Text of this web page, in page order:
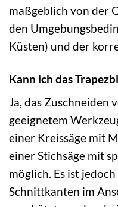
maßgeblich von der
den
Küsten) und der
Kann ich das
Ja, das Zuschneiden
geeignetem
einer Kreissäge mit
einer Stichsäge mit
möglich. Es ist
Schnittkanten im